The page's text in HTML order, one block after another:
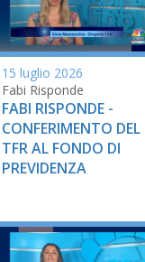
15 luglio 2026
Fabi Risponde
FABI RISPONDE -
CONFERIMENTO DEL
TFR AL FONDO DI
PREVIDENZA